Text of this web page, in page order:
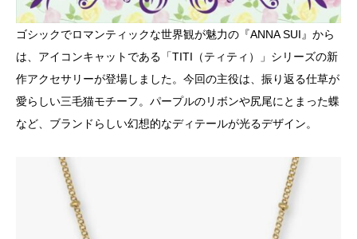
ゴシックでロマンティックな世界観が魅力の『ANNA SUI』から
は、アイコンキャットである「TITI（ティティ）」シリーズの新
作アクセサリーが登場しました。今回の主役は、振り返る仕草が
愛らしい三毛猫モチーフ。パープルのリボンや尻尾にとまった蝶
など、ブランドらしい幻想的なディテールが光るデザイン。